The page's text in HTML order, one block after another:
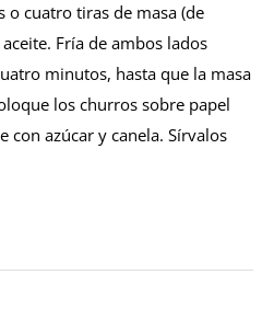
o cuatro tiras de masa (de
Fría de ambos lados
minutos, hasta que la masa
los churros sobre papel
con azúcar y canela. Sírvalos